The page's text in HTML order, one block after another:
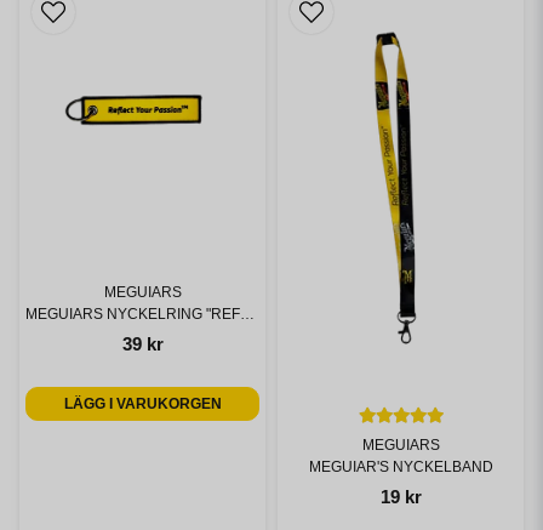
MEGUIARS
MEGUIARS NYCKELRING "REFLECT YOUR PASSION"
39 kr
LÄGG I VARUKORGEN
MEGUIARS
MEGUIAR'S NYCKELBAND
19 kr